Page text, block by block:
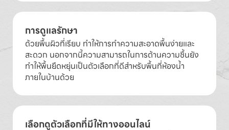
การดูแลรักษา
ด้วยพื้นผิวที่เรียบ ทำให้การทำความสะอาดพื้นง่ายและ
สะดวก นอกจากนี้ความสามารถในการต้านความชื้นยัง
ทำให้พื้นยืดหยุ่นเป็นตัวเลือกที่ดีสำหรับพื้นที่ห้องน้ำ
ภายในบ้านด้วย
เลือกดูตัวเลือกที่มีให้ทางออนไลน์